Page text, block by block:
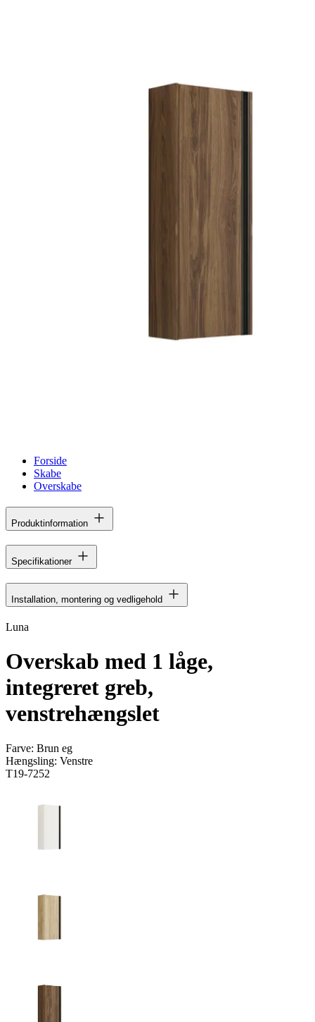
Forside
Skabe
Overskabe
Produktinformation
Specifikationer
Installation, montering og vedligehold
Luna
Overskab med 1 låge,
integreret greb,
venstrehængslet
Farve: Brun eg
Hængsling: Venstre
T19-7252